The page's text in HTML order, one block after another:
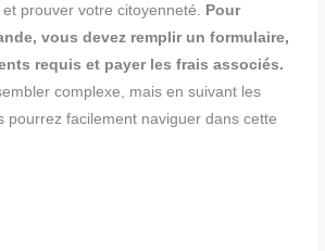
prouver votre citoyenneté. Pour
vous devez remplir un formulaire,
requis et payer les frais associés.
complexe, mais en suivant les
pourrez facilement naviguer dans cette